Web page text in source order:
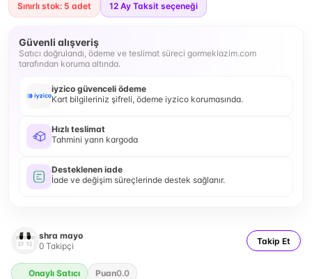
Sınırlı stok: 5 adet 12 Ay Taksit seçeneği
Güvenli alışveriş
Satıcı doğrulandı, ödeme ve teslimat süreci gormeklazim.com
tarafından koruma altında.
iyzico güvenceli ödeme
Kart bilgileriniz şifreli, ödeme iyzico korumasında.
Hızlı teslimat
Tahmini yarın kargoda
Desteklenen iade
İade ve değişim süreçlerinde destek sağlanır.
shra mayo
0 Takipçi Takip Et
Onaylı Satıcı Puan0.0